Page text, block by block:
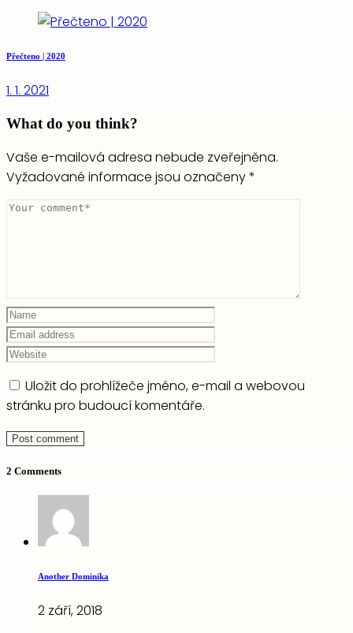
Přečteno | 2020
1. 1. 2021
What do you think?
Vaše e-mailová adresa nebude zveřejněna.
Vyžadované informace jsou označeny*
Uložit do prohlížeče jméno, e-mail a webovou
stránku pro budoucí komentáře.
2 Comments
Another Dominika
2 září, 2018